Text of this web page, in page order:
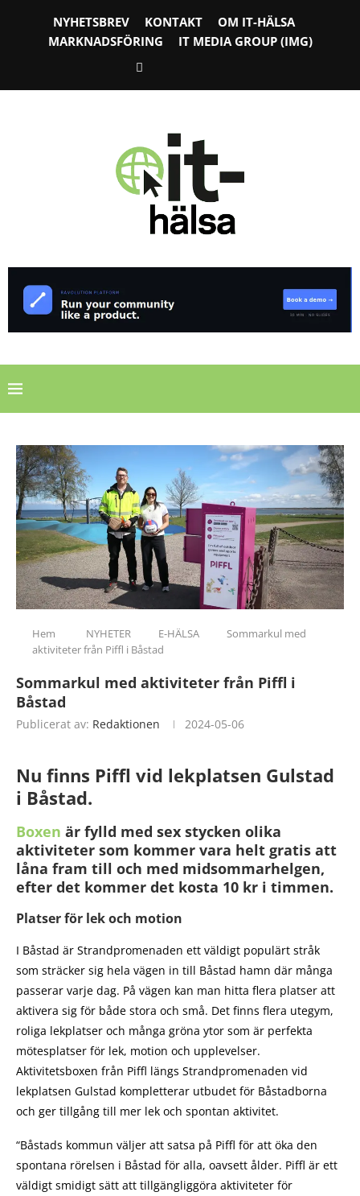
NYHETSBREV KONTAKT
OM IT-HÄLSA
MARKNADSFÖRING
IT MEDIA GROUP (IMG)
Hem NYHETER E-HÄLSA
Sommarkul med
aktiviteter från Piffl i Båstad
Sommarkul med aktiviteter från Piffl i
Båstad
Publicerat av: Redaktionen 2024-05-06
Nu finns Piffl vid lekplatsen Gulstad
i Båstad.
Boxen är fylld med sex stycken olika
aktiviteter som kommer vara helt gratis att
låna fram till och med midsommarhelgen,
efter det kommer det kosta 10 kr i timmen.
Platser för lek och motion
I Båstad är Strandpromenaden ett väldigt populärt stråk
som sträcker sig hela vägen in till Båstad hamn där många
passerar varje dag. På vägen kan man hitta flera platser att
aktivera sig för både stora och små. Det finns flera utegym,
roliga lekplatser och många gröna ytor som är perfekta
mötesplatser för lek, motion och upplevelser.
Aktivitetsboxen från Piffl längs Strandpromenaden vid
lekplatsen Gulstad kompletterar utbudet för Båstadborna
och ger tillgång till mer lek och spontan aktivitet.
“Båstads kommun väljer att satsa på Piffl för att öka den
spontana rörelsen i Båstad för alla, oavsett ålder. Piffl är ett
väldigt smidigt sätt att tillgängliggöra aktiviteter för